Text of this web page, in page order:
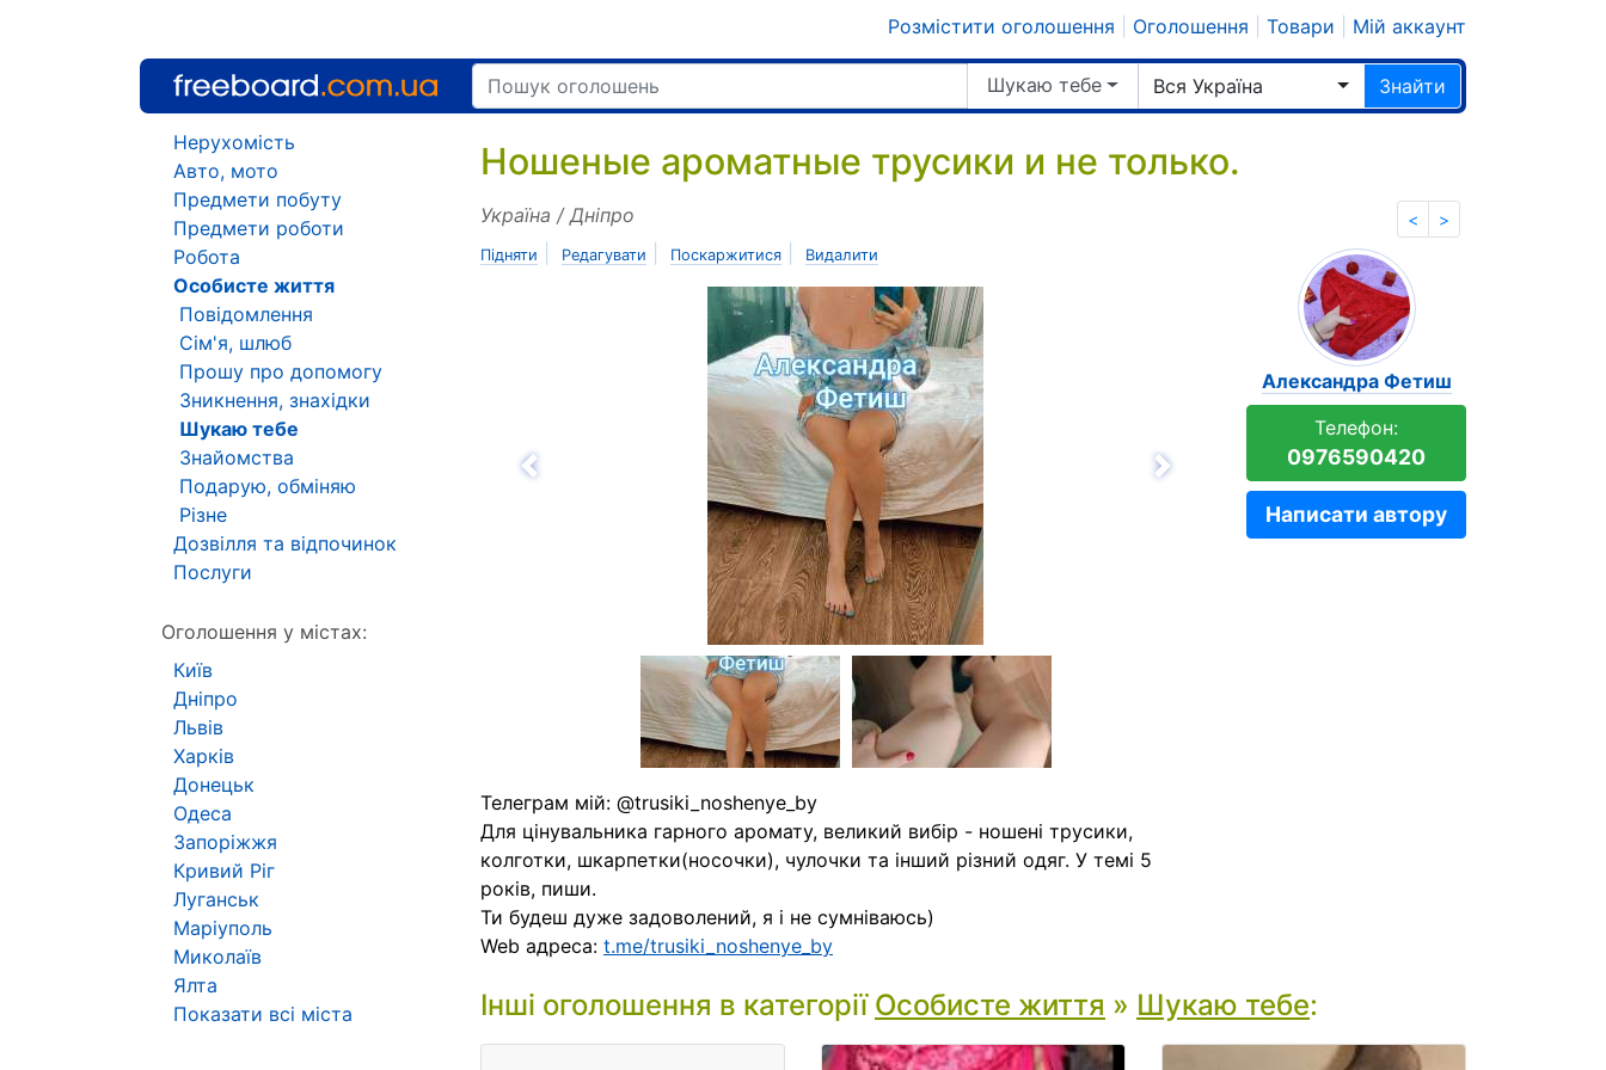
Розмістити оголошення Оголошення Товари Мій аккаунт
Шукаю тебе Вся Україна Знайти
Ношеные ароматные трусики и не только.
< >
Україна / Дніпро
Підняти Редагувати Поскаржитися Видалити
Назад
Телеграм мій: @trusiki_noshenye_by
Для цінувальника гарного аромату, великий вибір - ношені трусики,
колготки, шкарпетки(носочки), чулочки та інший різний одяг. У темі 5
років, пиши.
Ти будеш дуже задоволений, я і не сумніваюсь)
Web адреса: t.me/trusiki_noshenye_by
Александра Фетиш
Телефон:
0976590420
Написати автору
Інші оголошення в категорії Особисте життя » Шукаю тебе:
Нерухомість
Авто, мото
Предмети побуту
Предмети роботи
Робота
Особисте життя
Повідомлення
Сім'я, шлюб
Прошу про допомогу
Зникнення, знахідки
Шукаю тебе
Знайомства
Подарую, обміняю
Різне
Дозвілля та відпочинок
Послуги
Оголошення у містах:
Київ
Дніпро
Львів
Харків
Донецьк
Одеса
Запоріжжя
Кривий Ріг
Луганськ
Маріуполь
Миколаїв
Ялта
Показати всі міста